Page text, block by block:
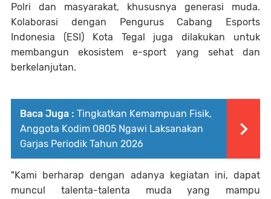
Polri dan masyarakat, khususnya generasi muda.
Kolaborasi dengan Pengurus Cabang Esports
Indonesia (ESI) Kota Tegal juga dilakukan untuk
membangun ekosistem e-sport yang sehat dan
berkelanjutan.
Baca Juga : Tingkatkan Kemampuan Fisik,
Anggota Kodim 0805 Ngawi Laksanakan
Garjas Periodik Tahun 2026
"Kami berharap dengan adanya kegiatan ini, dapat
muncul talenta-talenta muda yang mampu